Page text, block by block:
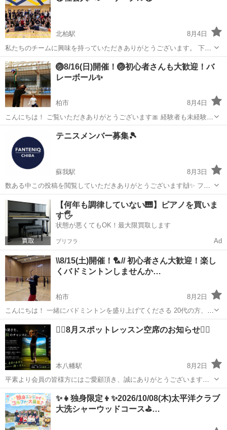
北柏駅
8月4日
私たちのチームに興味を持っていただきありがとうございます。 下記
に必要事項を記載してますのでご確認下さい。 【柏市内体育館:火、
水、木 毎週変更あり】 ネットの高さ:男女混合（230㎝） 平日はゆる
ーくバレーボールを楽...
千葉 柏市 北柏駅 スポーツ バレー
🏐8/16(日)開催！🏐初心者さんも大歓迎！バ
レーボール✨
柏市
8月4日
こんにちは！ ご覧いただきありがとうございます🎀 経験者も未経験者
も、みんなで楽しく バレーボールをやっています！ 運動不足解消や、
ちょっと体を動かしたい人にぴったりです！✨ ・活動詳細 📅日程：
8/16(日) 🕖時間：...
体育館
テニスメンバー募集🎾
蘇我駅
8月3日
数ある中この投稿を閲覧していただきありがとうございます🙌✨ ファ
ンテニック千葉（ふぁんてに）というサークル名で活動しています✨
初心者〜中級者目安のテニスサークルを発足しましたのでメンバーを
募集します！ 🎾🔥🎾🔥🎾🔥🎾🔥...
千葉 千葉市 蘇我駅 スポーツ サークル
【何年も調律していない🎹】ピアノを買いま
す🖐️
状態が悪くてもOK！最大限買取します
プリフラ Ad
\\8/15(土)開催！🏸// 初心者さん大歓迎！楽し
くバドミントンしませんか…
柏市
8月2日
こんにちは！ 一緒にバドミントンを盛り上げてくださる 20代の方、男
女問わず大募集してます🌷 ============= 【こんな方におすす
め！】 ・初心者の方大歓迎です🔰 ・バドミントン経験者大募集🏸 ・
運動不足を解消...
千葉 柏市 スポーツ 体育館
🏌️‍♀️8月スポットレッスン空席のお知らせ🏌️‍♀️
本八幡駅
8月2日
平素より会員の皆様方にはご愛顧頂き、誠にありがとうございます😊
✨ ご好評を頂いておりますレッスンですが、毎回満席となっておりま
すが8月については、まだ空席がございます。 秋のゴルフシーズンに
て向けて、是非この機会にレッスンを...
千葉 市川市 本八幡駅 スポーツ スポット
✨👧独身限定👦✨2026/10/08(木)太平洋クラブ
大洗シャーウッドコース⛳…